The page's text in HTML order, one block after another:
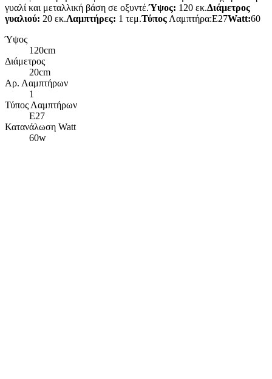
γυαλί και μεταλλική βάση σε οξυντέ.Ύψος: 120 εκ.Διάμετρος
γυαλιού: 20 εκ.Λαμπτήρες: 1 τεμ.Τύπος Λαμπτήρα:E27Watt:60
Ύψος
120cm
Διάμετρος
20cm
Αρ. Λαμπτήρων
1
Τύπος Λαμπτήρων
Ε27
Κατανάλωση Watt
60w